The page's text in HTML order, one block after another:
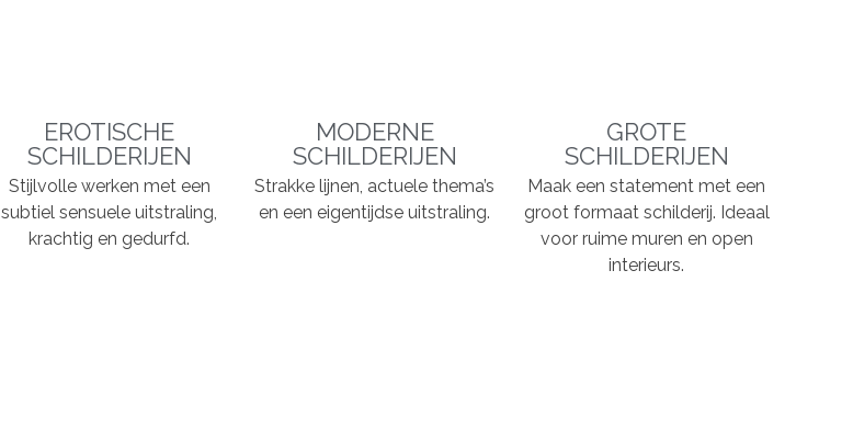
EROTISCHE
SCHILDERIJEN
Stijlvolle werken met een
subtiel sensuele uitstraling,
krachtig en gedurfd.
MODERNE
SCHILDERIJEN
Strakke lijnen, actuele thema’s
en een eigentijdse uitstraling.
GROTE
SCHILDERIJEN
Maak een statement met een
groot formaat schilderij. Ideaal
voor ruime muren en open
interieurs.